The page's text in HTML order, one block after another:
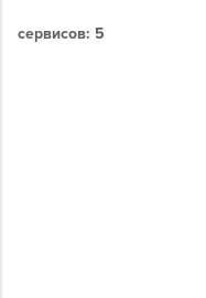
сервисов: 5